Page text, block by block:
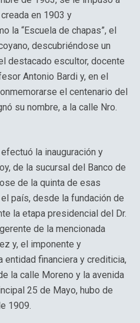
en 1903 y
la “Escuela de chapas”, el
descubriéndose un
destacado escultor, docente
Antonio Bardi y, en el
el centenario del
su nombre, a la calle Nro.
la inauguración y
de la sucursal del Banco de
de la quinta de esas
país, desde la fundación de
la etapa presidencial del Dr.
de la mencionada
y, el imponente y
financiera y crediticia,
la calle Moreno y la avenida
25 de Mayo, hubo de
1909.